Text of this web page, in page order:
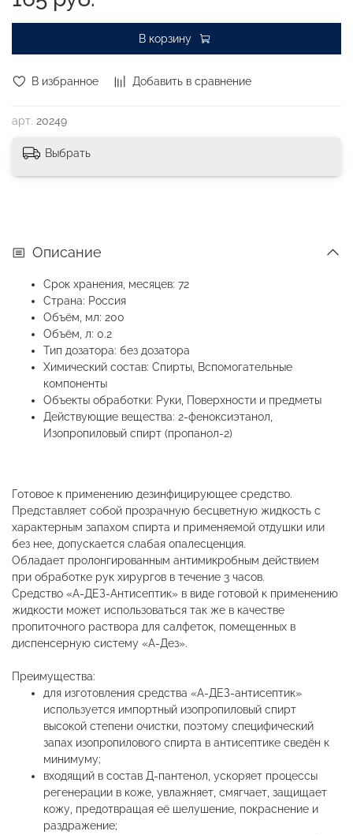
В избранное Добавить в сравнение
арт. 20249
В корзину
Выбрать
Описание
Срок хранения, месяцев: 72
Страна: Россия
Объём, мл: 200
Объём, л: 0.2
Тип дозатора: без дозатора
Химический состав: Спирты, Вспомогательные
компоненты
Объекты обработки: Руки, Поверхности и предметы
Действующие вещества: 2-феноксиэтанол,
Изопропиловый спирт (пропанол-2)
Готовое к применению дезинфицирующее средство.
Представляет собой прозрачную бесцветную жидкость с
характерным запахом спирта и применяемой отдушки или
без нее, допускается слабая опалесценция.
Обладает пролонгированным антимикробным действием
при обработке рук хирургов в течение 3 часов.
Средство «А-ДЕЗ-Антисептик» в виде готовой к применению
жидкости может использоваться так же в качестве
пропиточного раствора для салфеток, помещенных в
диспенсерную систему «А-Дез».
Преимущества:
для изготовления средства «А-ДЕЗ-антисептик»
используется импортный изопропиловый спирт
высокой степени очистки, поэтому специфический
запах изопропилового спирта в антисептике сведён к
минимуму;
входящий в состав Д-пантенол, ускоряет процессы
регенерации в коже, увлажняет, смягчает, защищает
кожу, предотвращая её шелушение, покраснение и
раздражение;